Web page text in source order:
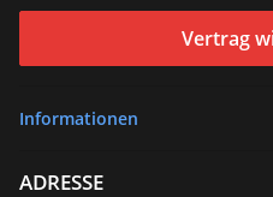
Vertrag
Informationen
ADRESSE